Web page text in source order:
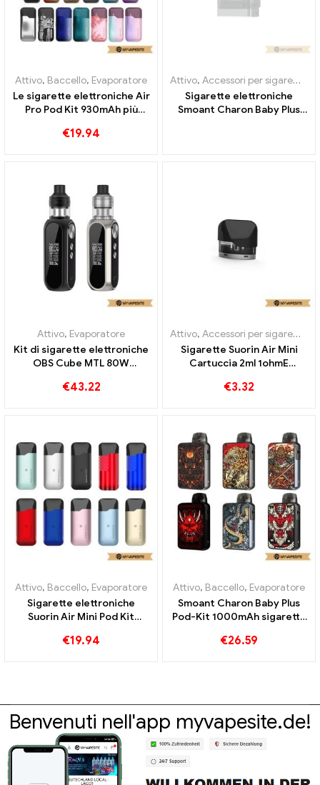
Attivo, Baccello, Evaporatore
Le sigarette elettroniche Air
Pro Pod Kit 930mAh più
Personalizzato
€19.94
Attivo, Accessori per sigarette elettroniche
Sigarette elettroniche
Smoant Charon Baby Plus
Attivo, Evaporatore
Kit di sigarette elettroniche
OBS Cube MTL 80W
€43.22
Attivo, Accessori per sigarette elettroniche
Sigarette Suorin Air Mini
Cartuccia 2ml 1ohmE
€3.32
Attivo, Baccello, Evaporatore
Sigarette elettroniche
Suorin Air Mini Pod Kit
Personalizzato
€19.94
Attivo, Baccello, Evaporatore
Smoant Charon Baby Plus
Pod-Kit 1000mAh sigaretta
all'ingrosso丨Custom
€26.59
Benvenuti nell'app myvapesite.de!